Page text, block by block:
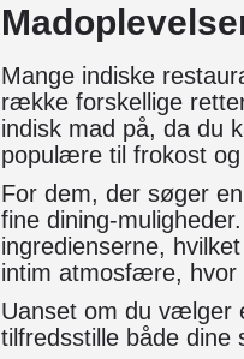
Mange indiske
række forskellige
indisk mad på, da du
populære til frokost
For dem, der søger
fine dining-
ingredienserne,
intim atmosfære, hvor
Uanset om du vælger
tilfredsstille både dine